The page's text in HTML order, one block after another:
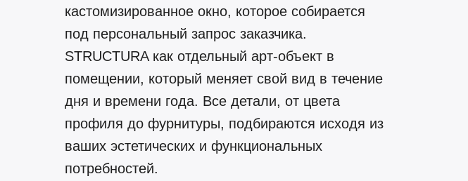
кастомизированное окно, которое собирается
под персональный запрос заказчика.
STRUCTURA как отдельный арт-объект в
помещении, который меняет свой вид в течение
дня и времени года. Все детали, от цвета
профиля до фурнитуры, подбираются исходя из
ваших эстетических и функциональных
потребностей.